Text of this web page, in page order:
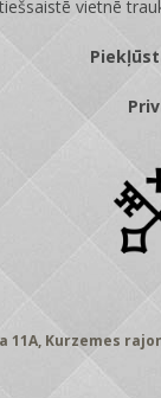
vietnē
11A, Kurzemes